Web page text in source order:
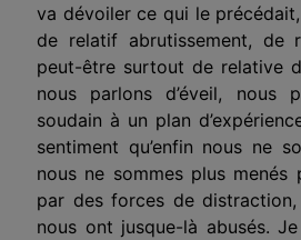
va dévoiler ce qui le
de relatif abrutissement, de
peut-être surtout de relative
nous parlons d’éveil, nous
soudain à un plan
sentiment qu’enfin nous ne
nous ne sommes plus
par des forces de
nous ont jusque-là abusés.